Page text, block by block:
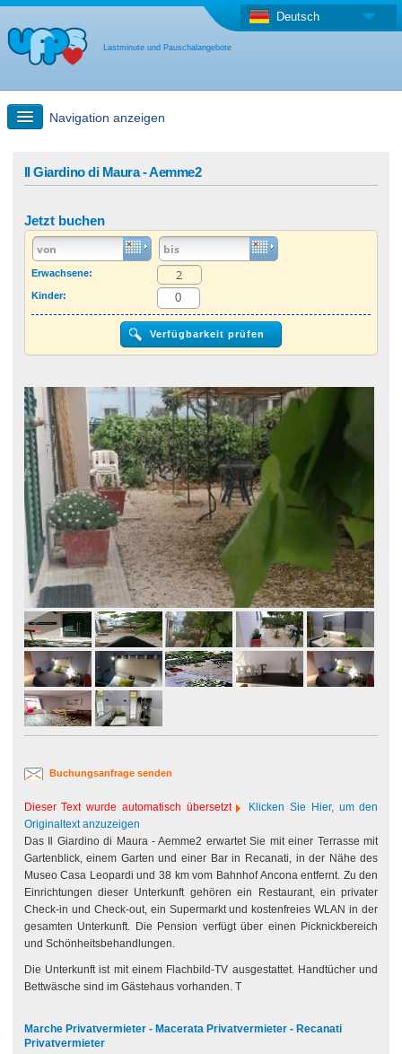
Lastminute und Pauschalangebote
Deutsch
Navigation anzeigen
Last Minute Angebot + Pauschalangebot
Anderes Land
Il Giardino di Maura - Aemme2
Jetzt buchen
Erwachsene:
Kinder:
Buchungsanfrage senden
Dieser Text wurde automatisch übersetzt
Klicken Sie Hier, um den
Originaltext anzuzeigen
Das Il Giardino di Maura - Aemme2 erwartet Sie mit einer Terrasse mit
Gartenblick, einem Garten und einer Bar in Recanati, in der Nähe des
Museo Casa Leopardi und 38 km vom Bahnhof Ancona entfernt. Zu den
Einrichtungen dieser Unterkunft gehören ein Restaurant, ein privater
Check-in und Check-out, ein Supermarkt und kostenfreies WLAN in der
gesamten Unterkunft. Die Pension verfügt über einen Picknickbereich
und Schönheitsbehandlungen.
Die Unterkunft ist mit einem Flachbild-TV ausgestattet. Handtücher und
Bettwäsche sind im Gästehaus vorhanden. T
Marche Privatvermieter - Macerata Privatvermieter - Recanati
Privatvermieter